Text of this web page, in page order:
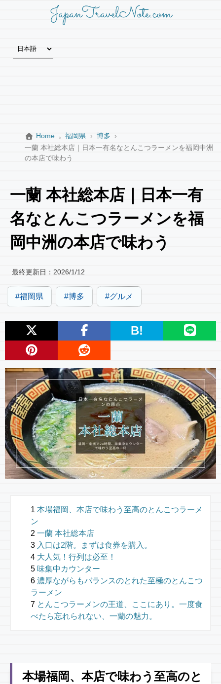
JapanTravelNote.com
Home 福岡県
博多
一蘭 本社総本店｜日本一有名なとんこつラーメンを福岡中洲
の本店で味わう
一蘭 本社総本店｜日本一有
名なとんこつラーメンを福
岡中洲の本店で味わう
最終更新日： 2026/1/12
福岡県 博多 グルメ
B!
本場福岡、本店で味わう至高のとんこつラーメ
ン
一蘭 本社総本店
入口は2階。まずは食券を購入。
大人気！行列は必至！
味集中カウンター
濃厚ながらもバランスのとれた至極のとんこつ
ラーメン
とんこつラーメンの王道、ここにあり。一度食
べたら忘れられない、一蘭の魅力。
本場福岡、本店で味わう至高のと